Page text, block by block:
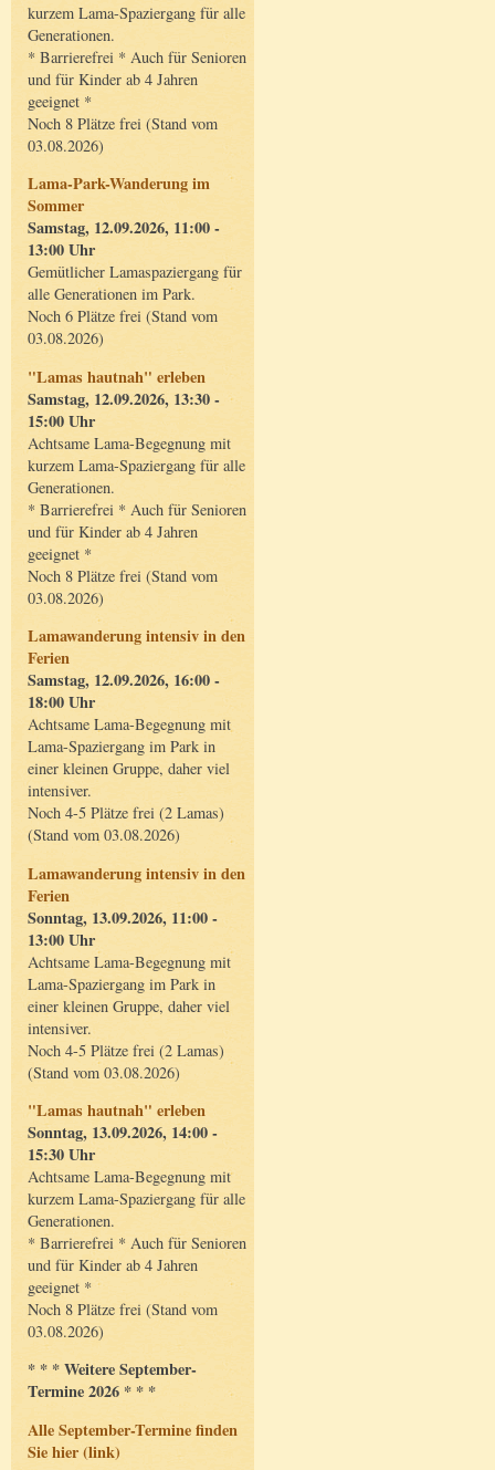
kurzem Lama-Spaziergang für alle
Generationen.
* Barrierefrei * Auch für Senioren
und für Kinder ab 4 Jahren
geeignet *
Noch 8 Plätze frei (Stand vom
03.08.2026)
Lama-Park-Wanderung im
Sommer
Samstag, 12.09.2026, 11:00 -
13:00 Uhr
Gemütlicher Lamaspaziergang für
alle Generationen im Park.
Noch 6 Plätze frei (Stand vom
03.08.2026)
"Lamas hautnah" erleben
Samstag, 12.09.2026, 13:30 -
15:00 Uhr
Achtsame Lama-Begegnung mit
kurzem Lama-Spaziergang für alle
Generationen.
* Barrierefrei * Auch für Senioren
und für Kinder ab 4 Jahren
geeignet *
Noch 8 Plätze frei (Stand vom
03.08.2026)
Lamawanderung intensiv in den
Ferien
Samstag, 12.09.2026, 16:00 -
18:00 Uhr
Achtsame Lama-Begegnung mit
Lama-Spaziergang im Park in
einer kleinen Gruppe, daher viel
intensiver.
Noch 4-5 Plätze frei (2 Lamas)
(Stand vom 03.08.2026)
Lamawanderung intensiv in den
Ferien
Sonntag, 13.09.2026, 11:00 -
13:00 Uhr
Achtsame Lama-Begegnung mit
Lama-Spaziergang im Park in
einer kleinen Gruppe, daher viel
intensiver.
Noch 4-5 Plätze frei (2 Lamas)
(Stand vom 03.08.2026)
"Lamas hautnah" erleben
Sonntag, 13.09.2026, 14:00 -
15:30 Uhr
Achtsame Lama-Begegnung mit
kurzem Lama-Spaziergang für alle
Generationen.
* Barrierefrei * Auch für Senioren
und für Kinder ab 4 Jahren
geeignet *
Noch 8 Plätze frei (Stand vom
03.08.2026)
* * * Weitere September-
Termine 2026 * * *
Alle September-Termine finden
Sie hier (link)